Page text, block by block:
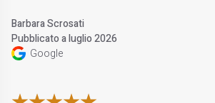
Barbara Scrosati
Pubblicato a luglio 2026
Google